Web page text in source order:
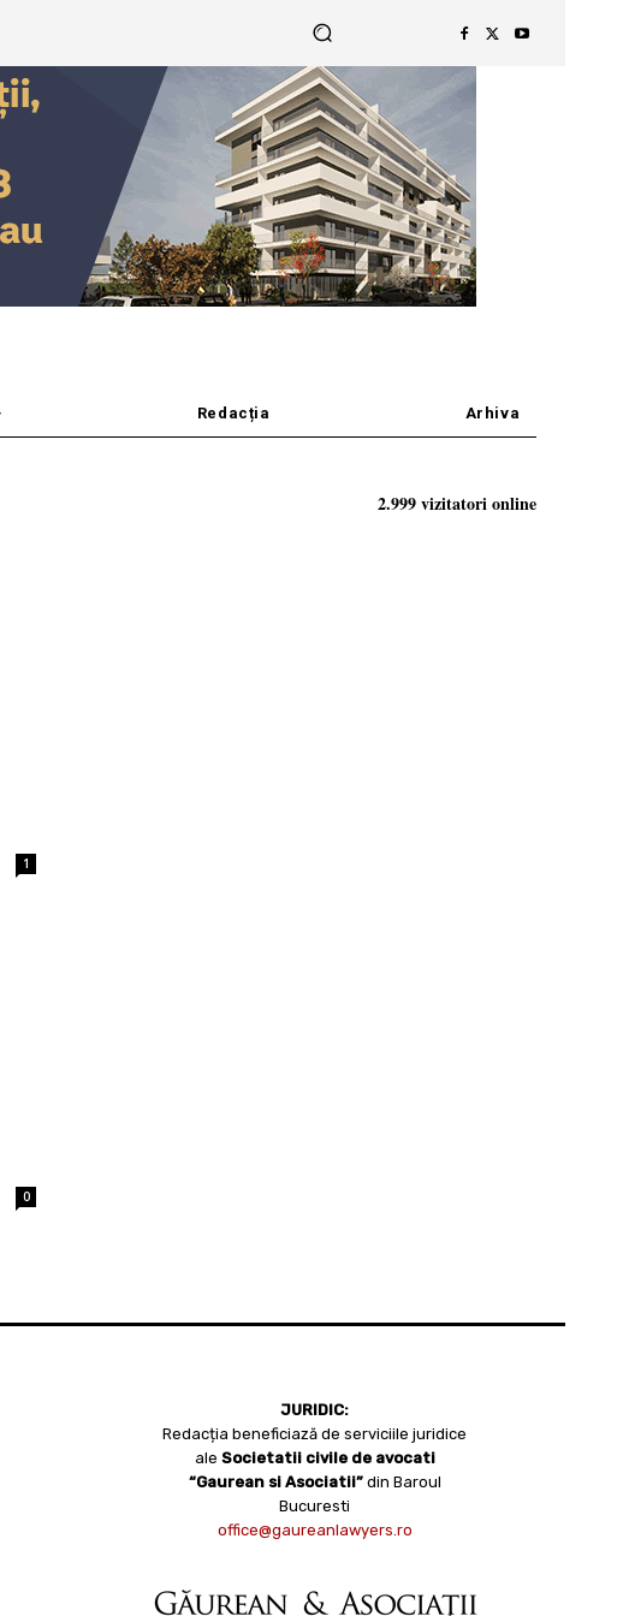
Redacția Arhiva
1
0
2.999 vizitatori online
JURIDIC:
Redacția beneficiază de serviciile juridice
ale Societatii civile de avocati
“Gaurean si Asociatii” din Baroul
Bucuresti
office@gaureanlawyers.ro